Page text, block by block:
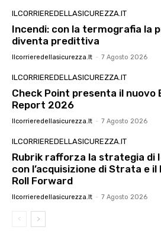
ILCORRIEREDELLASICUREZZA.IT
Incendi: con la termografia la
diventa predittiva
Ilcorrieredellasicurezza.it - 7 Agosto 2026
ILCORRIEREDELLASICUREZZA.IT
Check Point presenta il nuovo
Report 2026
Ilcorrieredellasicurezza.it - 7 Agosto 2026
ILCORRIEREDELLASICUREZZA.IT
Rubrik rafforza la strategia di
con l’acquisizione di Strata e
Roll Forward
Ilcorrieredellasicurezza.it - 7 Agosto 2026